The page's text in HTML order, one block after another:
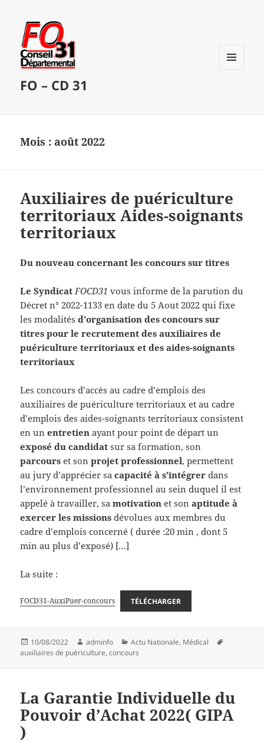
FO – CD 31
Mois : août 2022
Auxiliaires de puériculture
territoriaux Aides-soignants
territoriaux
Du nouveau concernant les concours sur titres
Le SyndicatFOCD31 vous informe de la parution du
Décret n° 2022-1133 en date du 5 Aout 2022 qui fixe
les modalitésd’organisation des concours sur
titres pour le recrutement des auxiliaires de
puériculture territoriaux et des aides-soignants
territoriaux
Les concours d’accès au cadre d’emplois des
auxiliaires de puériculture territoriaux et au cadre
d’emplois des aides-soignants territoriaux consistent
en unentretien ayant pour point de départ un
exposé du candidat sur sa formation, son
parcours et sonprojet professionnel, permettent
au jury d’apprécier sacapacité à s’intégrer dans
l’environnement professionnel au sein duquel il est
appelé à travailler, samotivation et sonaptitude à
exercer les missions dévolues aux membres du
cadre d’emplois concerné ( durée :20 min , dont 5
min au plus d’exposé) […]
La suite :
FOCD31-AuxiPuer-concours TÉLÉCHARGER
Publié
le
10/08/2022 Auteur
adminfo Catégories
Actu Nationale, Médical
auxiliaires de puériculture,concours
La Garantie Individuelle du
Pouvoir d’Achat 2022( GIPA
)